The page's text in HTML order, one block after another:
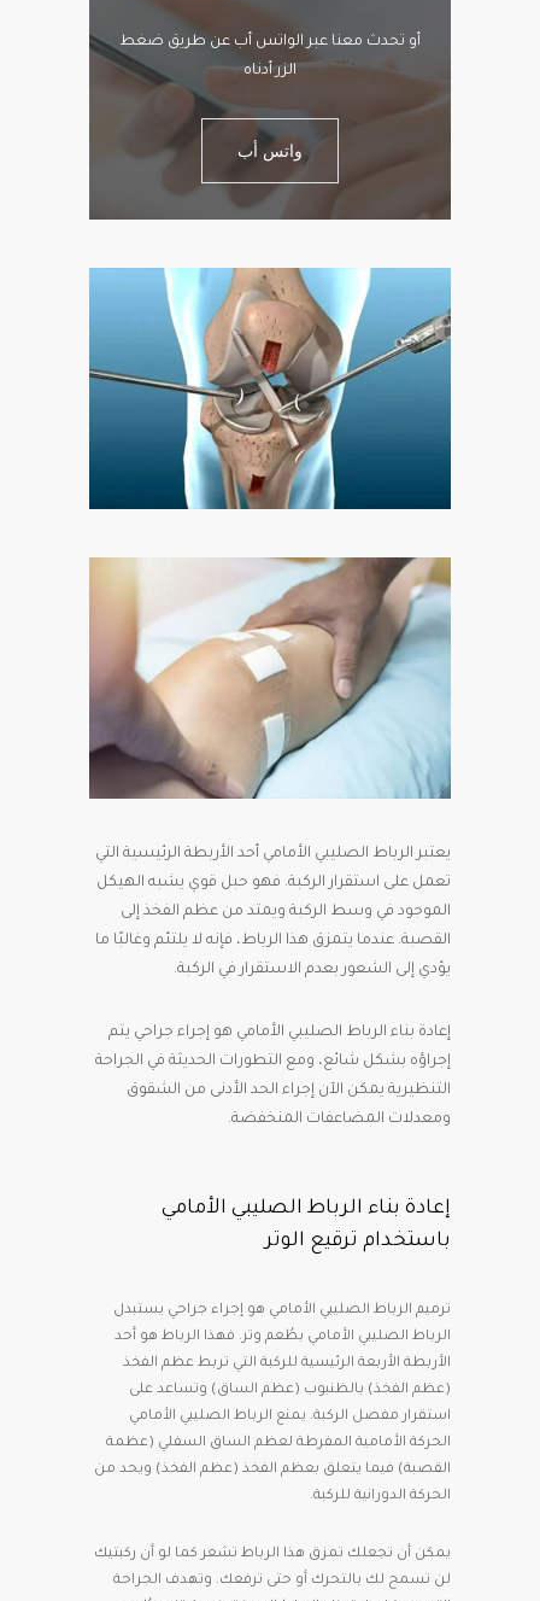
أو تحدث معنا عبر الواتس أب عن طريق ضغط
الزر أدناه
واتس أب
يعتبر الرباط الصليبي الأمامي أحد الأربطة الرئيسية التي
تعمل على استقرار الركبة. فهو حبل قوي يشبه الهيكل
الموجود في وسط الركبة ويمتد من عظم الفخذ إلى
القصبة. عندما يتمزق هذا الرباط، فإنه لا يلتئم وغالبًا ما
يؤدي إلى الشعور بعدم الاستقرار في الركبة.
إعادة بناء الرباط الصليبي الأمامي هو إجراء جراحي يتم
إجراؤه بشكل شائع، ومع التطورات الحديثة في الجراحة
التنظيرية يمكن الآن إجراء الحد الأدنى من الشقوق
ومعدلات المضاعفات المنخفضة.
إعادة بناء الرباط الصليبي الأمامي
باستخدام ترقيع الوتر
ترميم الرباط الصليبي الأمامي هو إجراء جراحي يستبدل
الرباط الصليبي الأمامي بطُعم وتر. فهذا الرباط هو أحد
الأربطة الأربعة الرئيسية للركبة التي تربط عظم الفخذ
(عظم الفخذ) بالظنبوب (عظم الساق) وتساعد على
استقرار مفصل الركبة. يمنع الرباط الصليبي الأمامي
الحركة الأمامية المفرطة لعظم الساق السفلي (عظمة
القصبة) فيما يتعلق بعظم الفخذ (عظم الفخذ) ويحد من
الحركة الدورانية للركبة.
يمكن أن تجعلك تمزق هذا الرباط تشعر كما لو أن ركبتيك
لن تسمح لك بالتحرك أو حتى ترفعك. وتهدف الجراحة